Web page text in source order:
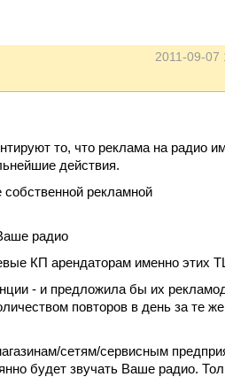
2011-09-07
то, что реклама на радио
действия.
рекламной
радио
КП арендаторам именно этих
- и предложила бы их
повторов в день за те же
сетям/сервисным
будет звучать Ваше радио.